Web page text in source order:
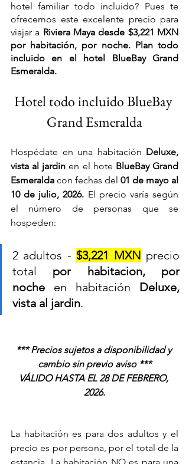
hotel familiar todo incluido? Pues te
ofrecemos este excelente precio para
viajar a Riviera Maya desde $3,221 MXN
por habitación, por noche. Plan todo
incluido en el hotel
BlueBay Grand
Esmeralda.
Hotel todo incluido BlueBay
Grand Esmeralda
Hospédate en una habitación Deluxe,
vista al jardin en el hote BlueBay Grand
Esmeralda con fechas del 01 de mayo al
10 de julio, 2026. El precio varía según
el número de personas que se
hospeden:
2 adultos - $3,221 MXN precio
total por habitacion, por
noche en habitación Deluxe,
vista al jardin.
*** Precios sujetos a disponibilidad y
cambio sin previo aviso ***
VÁLIDO HASTA EL 28 DE FEBRERO,
2026.
La habitación es para dos adultos y el
precio es por persona, por el total de la